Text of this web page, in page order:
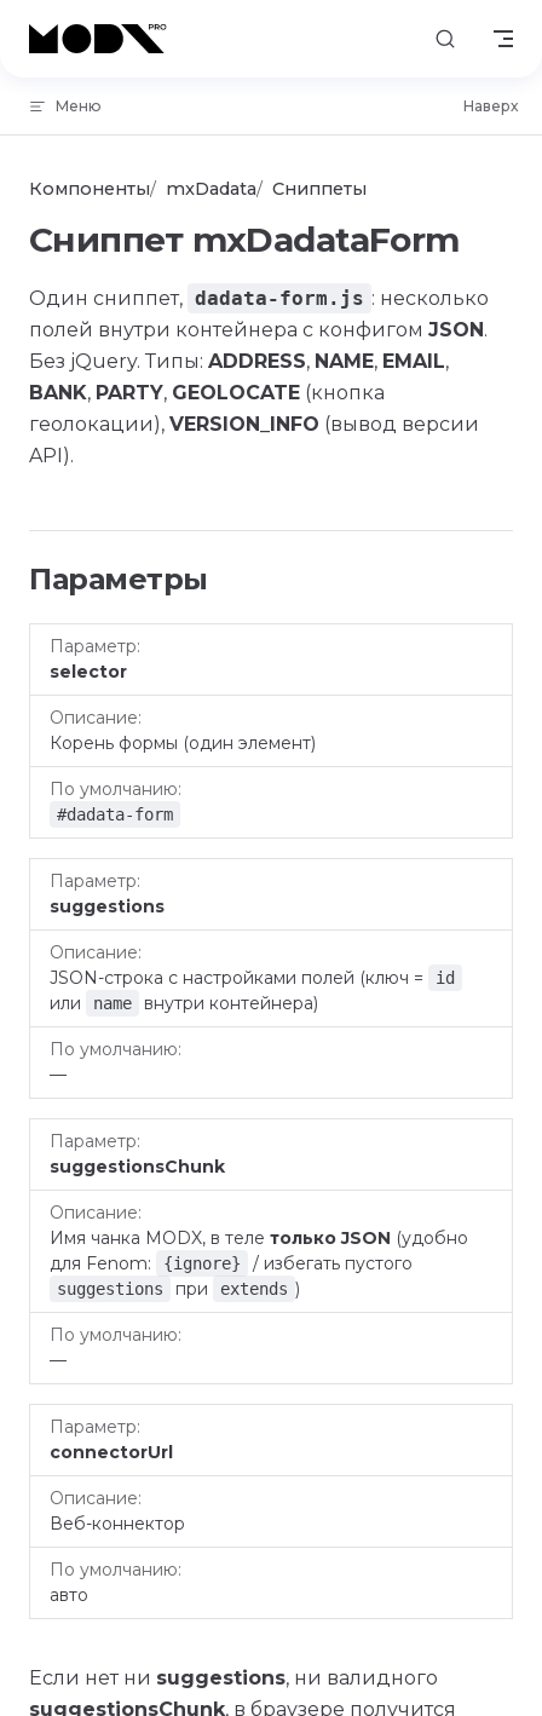
Skip to content
Меню Наверх
Компоненты mxDadata Сниппеты
Сниппет mxDadataForm
Один сниппет, dadata-form.js : несколько
полей внутри контейнера с конфигом JSON.
Без jQuery. Типы: ADDRESS, NAME, EMAIL,
BANK, PARTY, GEOLOCATE (кнопка
геолокации), VERSION_INFO (вывод версии
API).
Параметры
Параметр
selector
Корень формы (один элемент)
#dadata-form
suggestions
JSON-строка с настройками полей (ключ = id
или name внутри контейнера)
—
suggestionsChunk
Имя чанка MODX, в теле только JSON (удобно
для Fenom:
{ignore} / избегать пустого
suggestions при extends )
—
connectorUrl
Веб-коннектор
авто
Если нет ни suggestions, ни валидного
suggestionsChunk, в браузере получится